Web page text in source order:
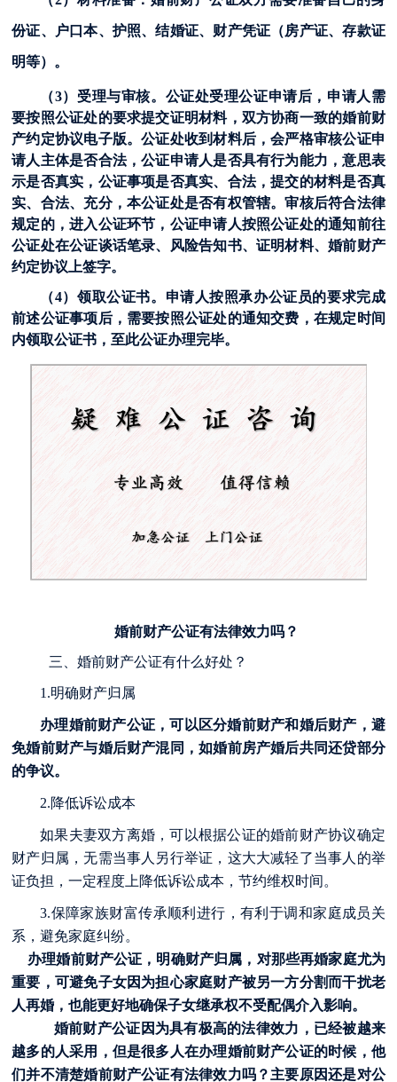
份证、户口本、护照、结婚证、财产凭证（房产证、存款证
明等）。
（3）受理与审核。公证处受理公证申请后，申请人需
要按照公证处的要求提交证明材料，双方协商一致的婚前财
产约定协议电子版。公证处收到材料后，会严格审核公证申
请人主体是否合法，公证申请人是否具有行为能力，意思表
示是否真实，公证事项是否真实、合法，提交的材料是否真
实、合法、充分，本公证处是否有权管辖。审核后符合法律
规定的，进入公证环节，公证申请人按照公证处的通知前往
公证处在公证谈话笔录、风险告知书、证明材料、婚前财产
约定协议上签字。
（4）领取公证书。申请人按照承办公证员的要求完成
前述公证事项后，需要按照公证处的通知交费，在规定时间
内领取公证书，至此公证办理完毕。
婚前财产公证有法律效力吗？
三、婚前财产公证有什么好处？
1.明确财产归属
办理婚前财产公证，可以区分婚前财产和婚后财产，避
免婚前财产与婚后财产混同，如婚前房产婚后共同还贷部分
的争议。
2.降低诉讼成本
如果夫妻双方离婚，可以根据公证的婚前财产协议确定
财产归属，无需当事人另行举证，这大大减轻了当事人的举
证负担，一定程度上降低诉讼成本，节约维权时间。
3.保障家族财富传承顺利进行，有利于调和家庭成员关
系，避免家庭纠纷。
办理婚前财产公证，明确财产归属，对那些再婚家庭尤为
重要，可避免子女因为担心家庭财产被另一方分割而干扰老
人再婚，也能更好地确保子女继承权不受配偶介入影响。
婚前财产公证因为具有极高的法律效力，已经被越来
越多的人采用，但是很多人在办理婚前财产公证的时候，他
们并不清楚婚前财产公证有法律效力吗？主要原因还是对公